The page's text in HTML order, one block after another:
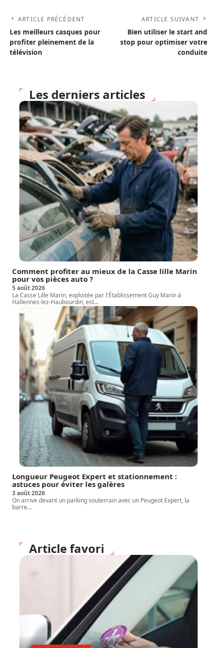
ARTICLE PRÉCÉDENT
Les meilleurs casques pour
profiter pleinement de la
télévision
ARTICLE SUIVANT
Bien utiliser le start and
stop pour optimiser votre
conduite
Les derniers articles
Comment profiter au mieux de la Casse lille Marin
pour vos pièces auto ?
5 août 2026
La Casse Lille Marin, exploitée par l'Établissement Guy Marin à
Hallennes-lez-Haubourdin, est…
Longueur Peugeot Expert et stationnement :
astuces pour éviter les galères
3 août 2026
On arrive devant un parking souterrain avec un Peugeot Expert, la
barre…
Article favori